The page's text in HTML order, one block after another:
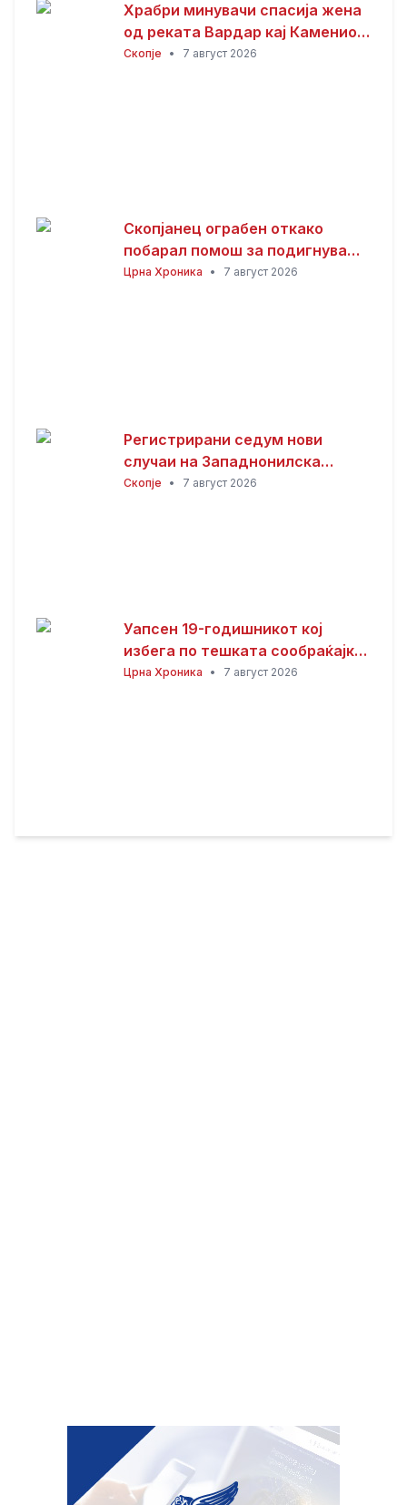
Храбри минувачи спасија жена
од реката Вардар кај Камениот
мост
Скопје • 7 август 2026
Скопјанец ограбен откако
побарал помош за подигнување
пари од банкомат
Црна Хроника • 7 август 2026
Регистрирани седум нови
случаи на Западнонилска
треска во Скопје
Скопје • 7 август 2026
Уапсен 19-годишникот кој
избега по тешката сообраќајка
во Ѓорче Петров
Црна Хроника • 7 август 2026